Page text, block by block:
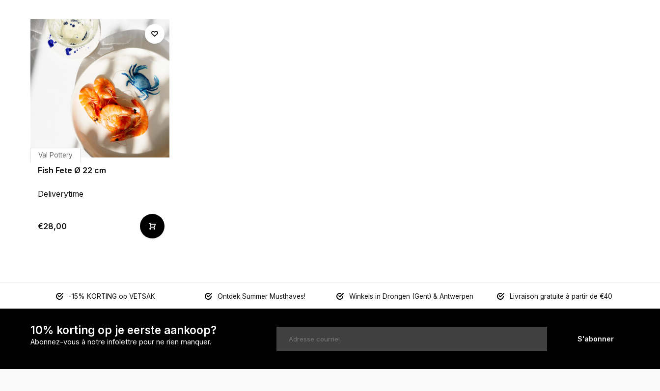
Val Pottery
Fish Fete Ø 22 cm
Deliverytime
€28,00
-15% KORTING op VETSAK Ontdek Summer Musthaves! Winkels in Drongen (Gent) & Antwerpen Livraison gratuite à partir de €40
10% korting op je eerste aankoop?
Abonnez-vous à notre infolettre pour ne rien manquer. S'abonner